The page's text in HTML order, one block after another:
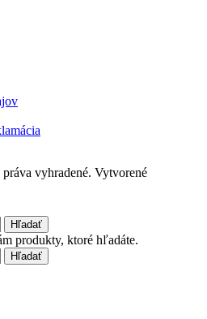
vyhradené. Vytvorené
Hľadať
produkty, ktoré hľadáte.
Hľadať